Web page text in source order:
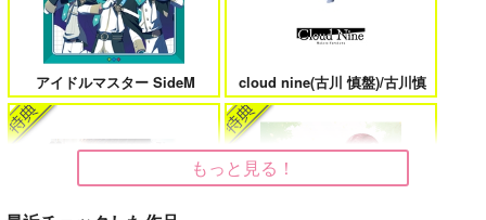
みなと商事コインランドリー 7 光が死んだ夏 9
アイドルマスター SideM cloud nine(古川 慎盤)/古川慎
もっと見る！